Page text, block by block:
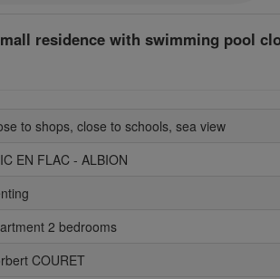
residence with swimming pool
to shops, close to schools, sea view
EN FLAC - ALBION
2 bedrooms
COURET